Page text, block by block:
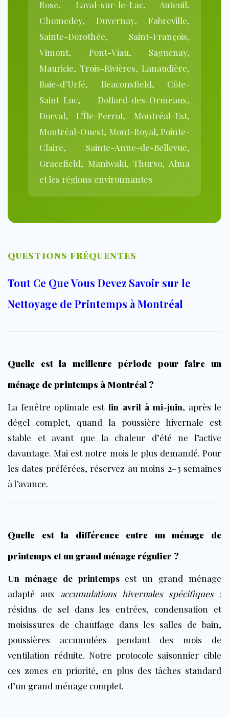
Rose, Laval-sur-le-Lac, Auteuil,
Chomedey, Duvernay, Fabreville,
Sainte-Dorothée, Saint-François,
Vimont, Pont-Viau, Saguenay,
Mauricie, Trois-Rivières, Lanaudière,
Baie-d’Urfé, Beaconsfield, Côte-
Saint-Luc, Dollard-des-Ormeaux,
Dorval, L’Île-Perrot, Montréal-Est,
Montréal-Ouest, Mont-Royal, Pointe-
Claire, Sainte-Anne-de-Bellevue,
Gracefield, Maniwaki, Thurso, Alma
et les régions environnantes
QUESTIONS FRÉQUENTES
Tout Ce Que Vous Devez Savoir sur le
Nettoyage de Printemps à Montréal
Quelle est la meilleure période pour faire un
ménage de printemps à Montréal ?
La fenêtre optimale est fin avril à mi-juin, après le
dégel complet, quand la poussière hivernale est
stable et avant que la chaleur d’été ne l’active
davantage. Mai est notre mois le plus demandé. Pour
les dates préférées, réservez au moins 2–3 semaines
à l’avance.
Quelle est la différence entre un ménage de
printemps et un grand ménage régulier ?
Un ménage de printempsest un grand ménage
adapté aux accumulations hivernales spécifiques:
résidus de sel dans les entrées, condensation et
moisissures de chauffage dans les salles de bain,
poussières accumulées pendant des mois de
ventilation réduite. Notre protocole saisonnier cible
ces zones en priorité, en plus des tâches standard
d’un grand ménage complet.